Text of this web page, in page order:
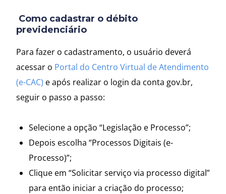
Como cadastrar o débito
previdenciário
Para fazer o cadastramento, o usuário deverá
acessar o Portal do Centro Virtual de Atendimento
(e-CAC) e após realizar o login da conta gov.br,
seguir o passo a passo:
Selecione a opção “Legislação e Processo”;
Depois escolha “Processos Digitais (e-
Processo)”;
Clique em “Solicitar serviço via processo digital”
para então iniciar a criação do processo;